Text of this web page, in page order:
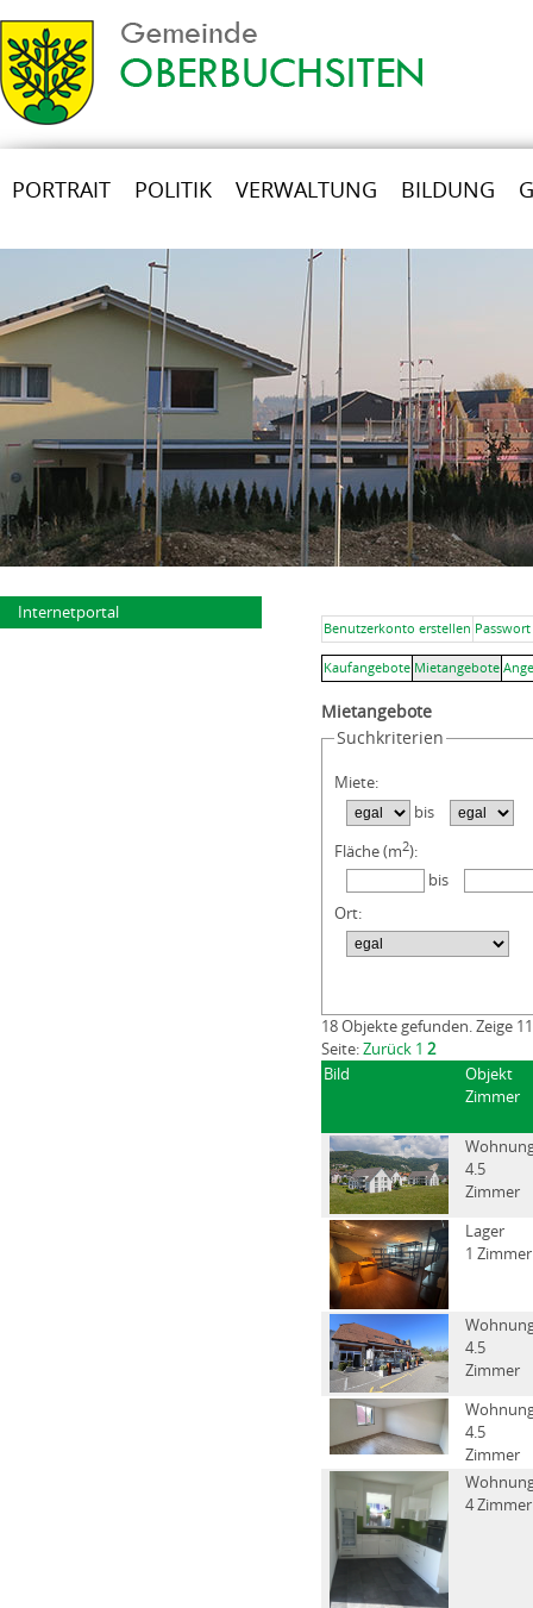
PORTRAIT POLITIK VERWALTUNG BILDUNG
Internetportal
Benutzerkonto erstellen
Kaufangebote Mietangebote
Mietangebote
Suchkriterien
Miete:
bis
Fläche (m2):
bis
Ort:
18 Objekte gefunden. Zeige
Seite: Zurück 1 2
Bild
Objekt
Zimmer
4.5
Zimmer
Lager
1 Zimmer
4.5
Zimmer
4.5
Zimmer
4 Zimmer